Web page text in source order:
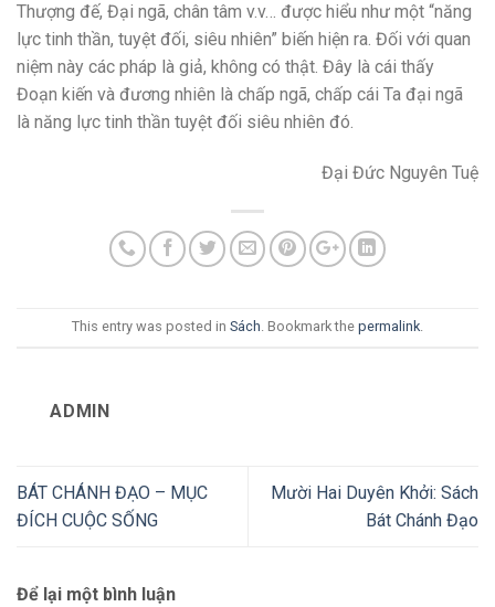
Thượng đế, Đại ngã, chân tâm v.v… được hiểu như một “năng
lực tinh thần, tuyệt đối, siêu nhiên” biến hiện ra. Đối với quan
niệm này các pháp là giả, không có thật. Đây là cái thấy
Đoạn kiến và đương nhiên là chấp ngã, chấp cái Ta đại ngã
là năng lực tinh thần tuyệt đối siêu nhiên đó.
Đại Đức Nguyên Tuệ
This entry was posted in Sách. Bookmark the permalink.
ADMIN
BÁT CHÁNH ĐẠO – MỤC
ĐÍCH CUỘC SỐNG
Mười Hai Duyên Khởi: Sách
Bát Chánh Đạo
Để lại một bình luận